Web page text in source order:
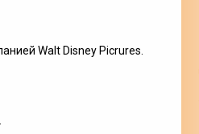
Walt Disney Picrures.